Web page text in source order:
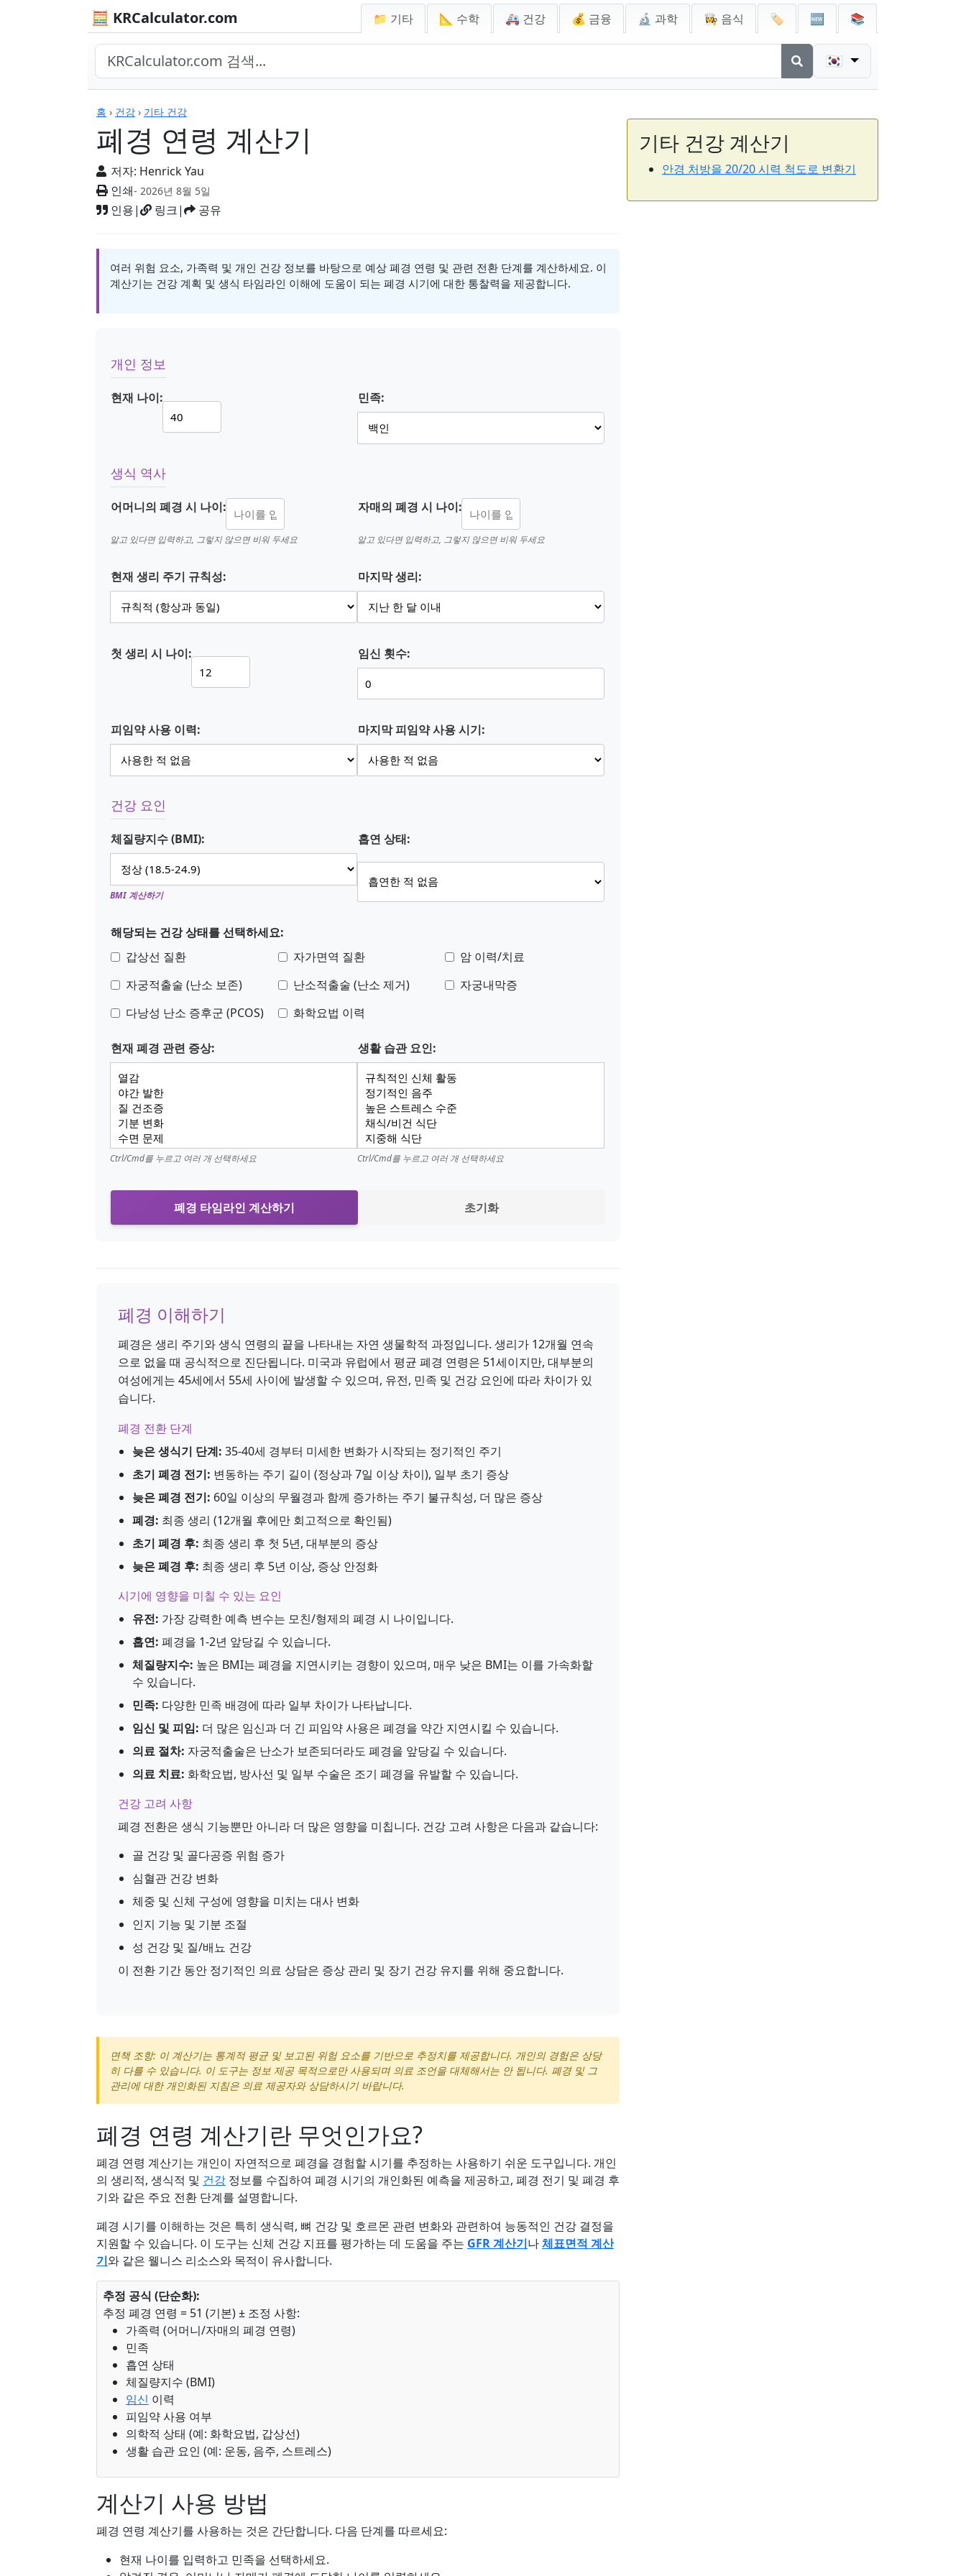
🧮 KRCalculator.com 📁 기타 📐 수학 🚑 건강 💰 금융 🔬 과학 👩‍🍳 음식 🏷️ 🆕 📚
🇰🇷
홈 › 건강 › 기타 건강
폐경 연령 계산기
저자: Henrick Yau
인쇄- 2026년 8월 5일
인용| 링크| 공유
계산기
여러 위험 요소, 가족력 및 개인 건강 정보를 바탕으로 예상 폐경 연령 및 관련 전환 단계를 계산하세요. 이
계산기는 건강 계획 및 생식 타임라인 이해에 도움이 되는 폐경 시기에 대한 통찰력을 제공합니다.
개인 정보
현재 나이: 민족:
생식 역사
어머니의 폐경 시 나이:
알고 있다면 입력하고, 그렇지 않으면 비워 두세요
자매의 폐경 시 나이:
알고 있다면 입력하고, 그렇지 않으면 비워 두세요
현재 생리 주기 규칙성: 마지막 생리:
첫 생리 시 나이: 임신 횟수:
피임약 사용 이력: 마지막 피임약 사용 시기:
건강 요인
체질량지수 (BMI):
BMI 계산하기
흡연 상태:
해당되는 건강 상태를 선택하세요:
갑상선 질환
자가면역 질환
암 이력/치료
자궁적출술 (난소 보존)
난소적출술 (난소 제거)
자궁내막증
다낭성 난소 증후군 (PCOS)
화학요법 이력
현재 폐경 관련 증상:
Ctrl/Cmd를 누르고 여러 개 선택하세요
생활 습관 요인:
Ctrl/Cmd를 누르고 여러 개 선택하세요
폐경 타임라인 계산하기 초기화
폐경 이해하기
폐경은 생리 주기와 생식 연령의 끝을 나타내는 자연 생물학적 과정입니다. 생리가 12개월 연속
으로 없을 때 공식적으로 진단됩니다. 미국과 유럽에서 평균 폐경 연령은 51세이지만, 대부분의
여성에게는 45세에서 55세 사이에 발생할 수 있으며, 유전, 민족 및 건강 요인에 따라 차이가 있
습니다.
폐경 전환 단계
늦은 생식기 단계: 35-40세 경부터 미세한 변화가 시작되는 정기적인 주기
초기 폐경 전기: 변동하는 주기 길이 (정상과 7일 이상 차이), 일부 초기 증상
늦은 폐경 전기: 60일 이상의 무월경과 함께 증가하는 주기 불규칙성, 더 많은 증상
폐경: 최종 생리 (12개월 후에만 회고적으로 확인됨)
초기 폐경 후: 최종 생리 후 첫 5년, 대부분의 증상
늦은 폐경 후: 최종 생리 후 5년 이상, 증상 안정화
시기에 영향을 미칠 수 있는 요인
유전: 가장 강력한 예측 변수는 모친/형제의 폐경 시 나이입니다.
흡연: 폐경을 1-2년 앞당길 수 있습니다.
체질량지수: 높은 BMI는 폐경을 지연시키는 경향이 있으며, 매우 낮은 BMI는 이를 가속화할
수 있습니다.
민족: 다양한 민족 배경에 따라 일부 차이가 나타납니다.
임신 및 피임: 더 많은 임신과 더 긴 피임약 사용은 폐경을 약간 지연시킬 수 있습니다.
의료 절차: 자궁적출술은 난소가 보존되더라도 폐경을 앞당길 수 있습니다.
의료 치료: 화학요법, 방사선 및 일부 수술은 조기 폐경을 유발할 수 있습니다.
건강 고려 사항
폐경 전환은 생식 기능뿐만 아니라 더 많은 영향을 미칩니다. 건강 고려 사항은 다음과 같습니다:
골 건강 및 골다공증 위험 증가
심혈관 건강 변화
체중 및 신체 구성에 영향을 미치는 대사 변화
인지 기능 및 기분 조절
성 건강 및 질/배뇨 건강
이 전환 기간 동안 정기적인 의료 상담은 증상 관리 및 장기 건강 유지를 위해 중요합니다.
면책 조항: 이 계산기는 통계적 평균 및 보고된 위험 요소를 기반으로 추정치를 제공합니다. 개인의 경험은 상당
히 다를 수 있습니다. 이 도구는 정보 제공 목적으로만 사용되며 의료 조언을 대체해서는 안 됩니다. 폐경 및 그
관리에 대한 개인화된 지침은 의료 제공자와 상담하시기 바랍니다.
폐경 연령 계산기란 무엇인가요?
폐경 연령 계산기는 개인이 자연적으로 폐경을 경험할 시기를 추정하는 사용하기 쉬운 도구입니다. 개인
의 생리적, 생식적 및 건강 정보를 수집하여 폐경 시기의 개인화된 예측을 제공하고, 폐경 전기 및 폐경 후
기와 같은 주요 전환 단계를 설명합니다.
폐경 시기를 이해하는 것은 특히 생식력, 뼈 건강 및 호르몬 관련 변화와 관련하여 능동적인 건강 결정을
지원할 수 있습니다. 이 도구는 신체 건강 지표를 평가하는 데 도움을 주는 GFR 계산기나체표면적 계산
기와 같은 웰니스 리소스와 목적이 유사합니다.
추정 공식 (단순화):
추정 폐경 연령 = 51 (기본) ± 조정 사항:
가족력 (어머니/자매의 폐경 연령)
민족
흡연 상태
체질량지수 (BMI)
임신 이력
피임약 사용 여부
의학적 상태 (예: 화학요법, 갑상선)
생활 습관 요인 (예: 운동, 음주, 스트레스)
계산기 사용 방법
폐경 연령 계산기를 사용하는 것은 간단합니다. 다음 단계를 따르세요:
현재 나이를 입력하고 민족을 선택하세요.
기타 건강 계산기
안경 처방을 20/20 시력 척도로 변환기